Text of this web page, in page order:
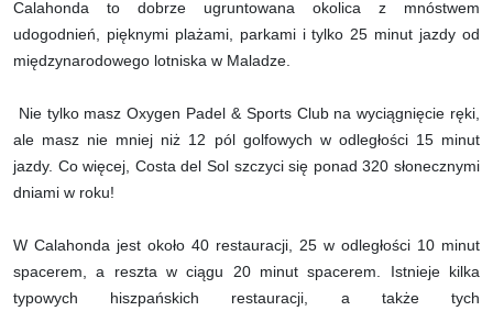
Calahonda to dobrze ugruntowana okolica z mnóstwem
udogodnień, pięknymi plażami, parkami i tylko 25 minut jazdy od
międzynarodowego lotniska w Maladze.
Nie tylko masz Oxygen Padel & Sports Club na wyciągnięcie ręki,
ale masz nie mniej niż 12 pól golfowych w odległości 15 minut
jazdy. Co więcej, Costa del Sol szczyci się ponad 320 słonecznymi
dniami w roku!
W Calahonda jest około 40 restauracji, 25 w odległości 10 minut
spacerem, a reszta w ciągu 20 minut spacerem. Istnieje kilka
typowych hiszpańskich restauracji, a także tych